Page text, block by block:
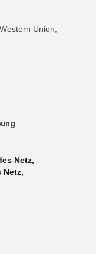
Union,
Netz,
Netz,